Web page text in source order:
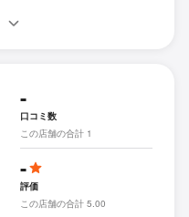
-
口コミ数
この店舗の合計 1
-
評価
この店舗の合計 5.00